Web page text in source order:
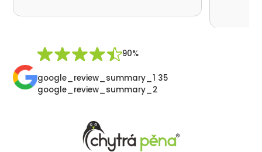
90%
google_review_summary_1 35
google_review_summary_2